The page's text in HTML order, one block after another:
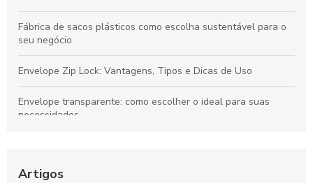
Fábrica de sacos plásticos como escolha sustentável para o
seu negócio
Envelope Zip Lock: Vantagens, Tipos e Dicas de Uso
Envelope transparente: como escolher o ideal para suas
necessidades
Artigos